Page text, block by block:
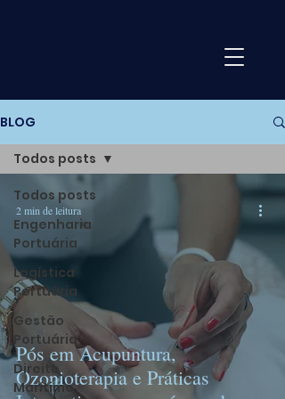
BLOG
Todos posts
Engenharia
Portuária
Logística
Portuária
Gestão
Portuária
Direito
Marítimo
Todos posts
Pós em Acupuntura,
Ozonioterapia e Práticas
2 min de leitura